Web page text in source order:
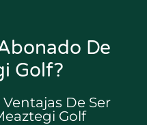
De
Golf?
De Ser
Golf